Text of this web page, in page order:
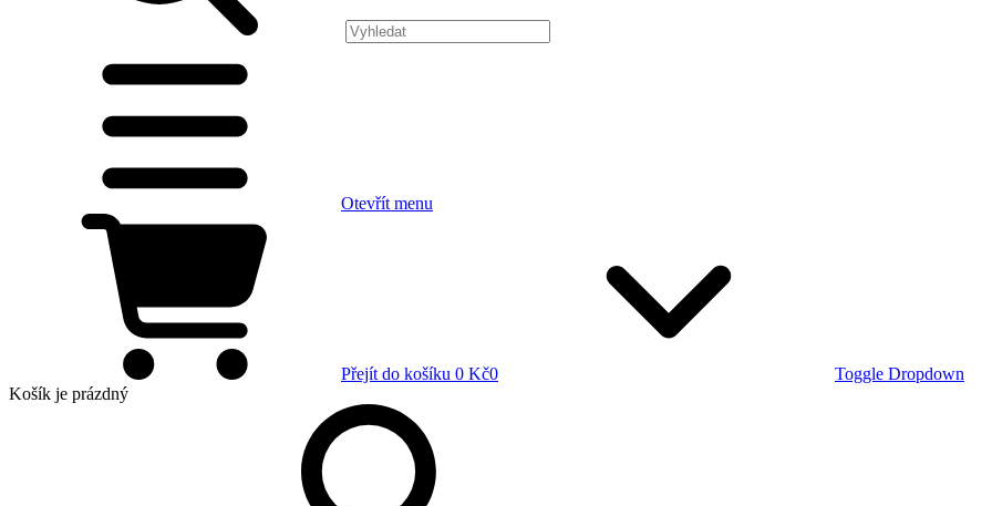
Otevřít menu
Přejít do košíku 0 Kč0
Toggle Dropdown
Košík je prázdný